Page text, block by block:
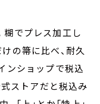
でプレス加工し
の箒に比べ、耐久
ンショップで税込
ストアだと税込み